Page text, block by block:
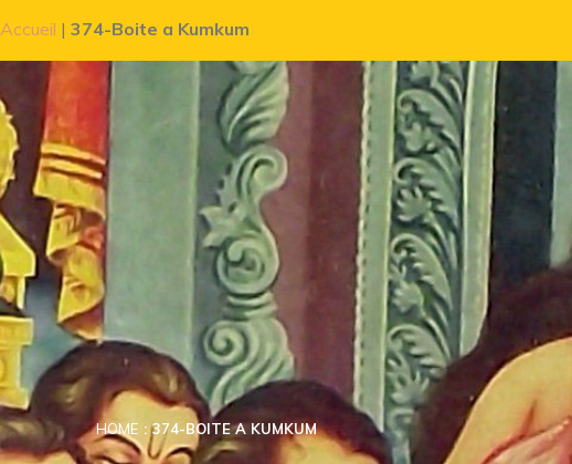
Accueil | 374-Boite a Kumkum
HOME 374-BOITE A KUMKUM